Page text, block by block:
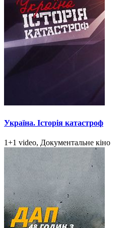
Україна. Історія катастроф
1+1 video, Документальне кіно